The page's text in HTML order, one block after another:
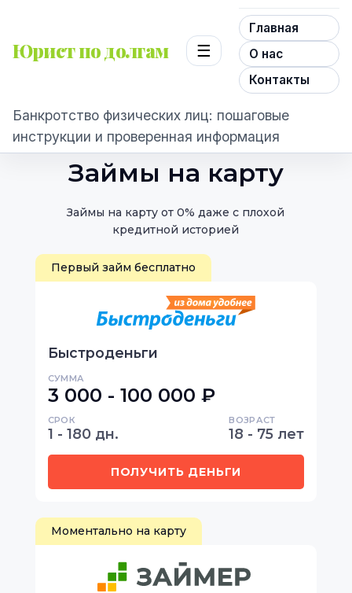
Юрист по долгам ☰
Главная
О нас
Контакты
Банкротство физических лиц: пошаговые
инструкции и проверенная информация
Займы на карту
Займы на карту от 0% даже с плохой
кредитной историей
Первый займ бесплатно
Быстроденьги
СУММА
3 000 - 100 000 ₽
СРОК
1 - 180 дн.
ВОЗРАСТ
18 - 75 лет
ПОЛУЧИТЬ ДЕНЬГИ
Моментально на карту